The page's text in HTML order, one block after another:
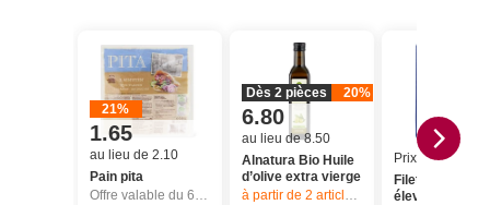
21%
1.65
au lieu de 2.10
Pain pita
Offre valable du 6.8 au 12.8.2026, jusqu’à épuisement du stock.
Dès 2 pièces 20%
6.80
au lieu de 8.50
Alnatura Bio Huile
d’olive extra vierge
à partir de 2 articles, Offre valable du
Prix du jour
Filets de
élevage